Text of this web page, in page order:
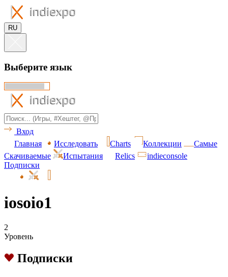
RU
Выберите язык
Вход
Главная
Исследовать Charts Коллекции
Самые
Скачиваемые
Испытания Relics
indieconsole
Подписки
iosoio1
2
Уровень
Подписки